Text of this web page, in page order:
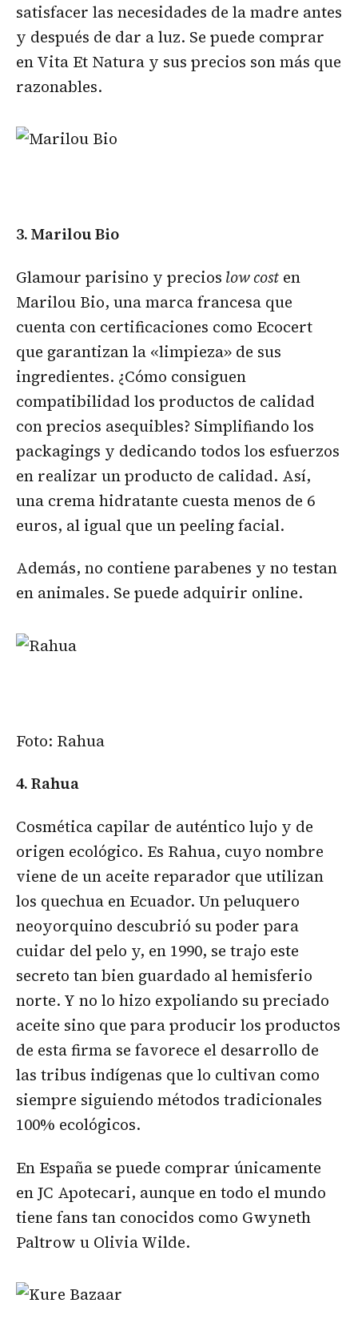
satisfacer las necesidades de la madre antes
y después de dar a luz. Se puede comprar
en Vita Et Natura y sus precios son más que
razonables.
3. Marilou Bio
Glamour parisino y precios low cost en
Marilou Bio, una marca francesa que
cuenta con certificaciones como Ecocert
que garantizan la «limpieza» de sus
ingredientes. ¿Cómo consiguen
compatibilidad los productos de calidad
con precios asequibles? Simplifiando los
packagings y dedicando todos los esfuerzos
en realizar un producto de calidad. Así,
una crema hidratante cuesta menos de 6
euros, al igual que un peeling facial.
Además, no contiene parabenes y no testan
en animales. Se puede adquirir online.
Foto: Rahua
4. Rahua
Cosmética capilar de auténtico lujo y de
origen ecológico. Es Rahua, cuyo nombre
viene de un aceite reparador que utilizan
los quechua en Ecuador. Un peluquero
neoyorquino descubrió su poder para
cuidar del pelo y, en 1990, se trajo este
secreto tan bien guardado al hemisferio
norte. Y no lo hizo expoliando su preciado
aceite sino que para producir los productos
de esta firma se favorece el desarrollo de
las tribus indígenas que lo cultivan como
siempre siguiendo métodos tradicionales
100% ecológicos.
En España se puede comprar únicamente
en JC Apotecari, aunque en todo el mundo
tiene fans tan conocidos como Gwyneth
Paltrow u Olivia Wilde.